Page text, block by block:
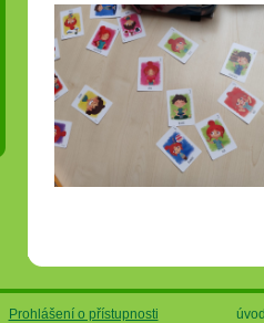
Prohlášení o přístupnosti